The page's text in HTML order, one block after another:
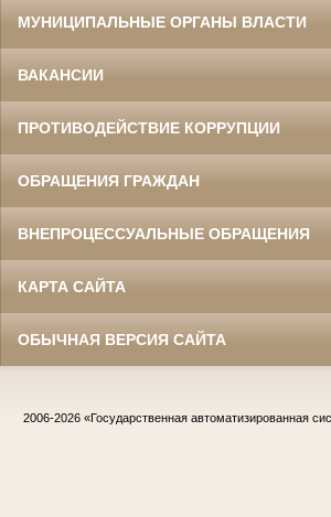
МУНИЦИПАЛЬНЫЕ ОРГАНЫ ВЛАСТИ
ВАКАНСИИ
ПРОТИВОДЕЙСТВИЕ КОРРУПЦИИ
ОБРАЩЕНИЯ ГРАЖДАН
ВНЕПРОЦЕССУАЛЬНЫЕ ОБРАЩЕНИЯ
КАРТА САЙТА
ОБЫЧНАЯ ВЕРСИЯ САЙТА
2006-2026 «Государственная автоматизированная